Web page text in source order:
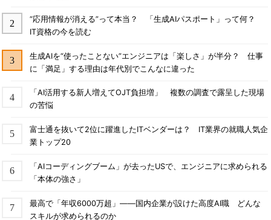
“応用情報が消える”って本当？ 「生成AIパスポート」って何？
IT資格の今を読む
生成AIを“使ったことない”エンジニアは「楽しさ」が半分？ 仕事
に「満足」する理由は年代別でこんなに違った
「AI活用する新人増えてOJT負担増」 複数の調査で露呈した現場
の苦悩
富士通を抜いて2位に躍進したITベンダーは？ IT業界の就職人気企
業トップ20
「AIコーディングブーム」が去ったUSで、エンジニアに求められる
「本体の強さ」
最高で「年収6000万超」――国内企業が設けた高度AI職 どんな
スキルが求められるのか